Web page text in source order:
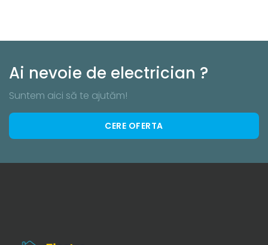
Ai nevoie de electrician ?
Suntem aici să te ajutăm!
CERE OFERTA